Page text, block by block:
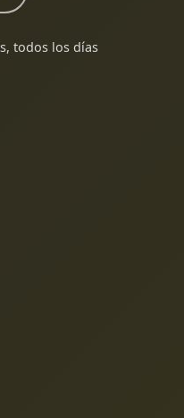
todos los días